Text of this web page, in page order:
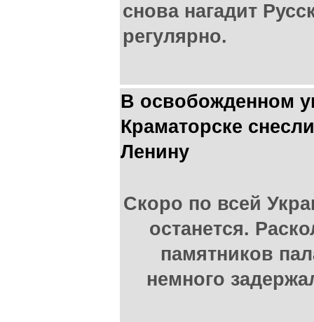
снова нагадит
регулярно.
В освобожденном
Краматорске
Ленину
Скоро по всей
останется.
памятников
немного